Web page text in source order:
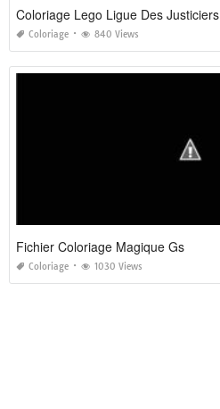
Coloriage Lego Ligue Des Justiciers
Coloriage 840 Views
Fichier Coloriage Magique Gs
Coloriage 1030 Views